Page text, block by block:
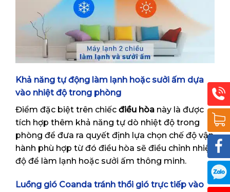
Khả năng tự động làm lạnh hoặc sưởi ấm dựa
vào nhiệt độ trong phòng
Điểm đặc biệt trên chiếc điều hòa này là được
tích hợp thêm khả năng tự dò nhiệt độ trong
phòng để đưa ra quyết định lựa chọn chế độ vận
hành phù hợp từ đó điều hòa sẽ điều chỉnh nhiệt
độ để làm lạnh hoặc sưởi ấm thông minh.
Luồng gió Coanda tránh thổi gió trực tiếp vào